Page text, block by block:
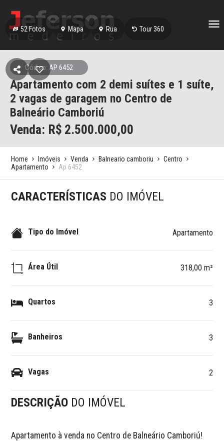
52 Fotos Mapa Rua Tour 360
Código: AP 6452
Apartamento com 2 demi suítes e 1 suíte,
2 vagas de garagem no Centro de
Balneário Camboriú
Venda: R$ 2.500.000,00
Home Imóveis Venda Balneario camboriu
Centro
Apartamento
Ap 6452
CARACTERÍSTICAS DO IMÓVEL
Tipo do Imóvel Apartamento
Área Útil 318,00 m²
Quartos 3
Banheiros 3
Vagas 2
DESCRIÇÃO DO IMÓVEL
Apartamento à venda no Centro de Balneário Camboriú!